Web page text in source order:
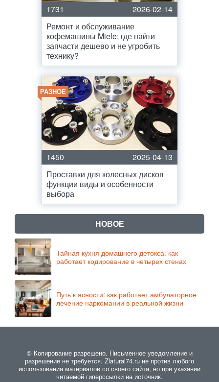
1731
2026-02-14
Ремонт и обслуживание
кофемашины Miele: где найти
запчасти дешево и не угробить
технику?
РАЗНОЕ
1450
2025-04-13
Проставки для колесных дисков
функции виды и особенности
выбора
НОВОЕ
Тайная кухня домашнего детокса: как
работает кодирование в четырех стенах
Путь к ясности: как работает амбулаторное
лечение наркомании в реальной жизни
© Копирование разрешено. Письменное уведомление и
разрешение не требуется. Zlatural74.ru не против любого
использования материалов со своего сайта, но при указании
читаемой гиперссылки на источник.